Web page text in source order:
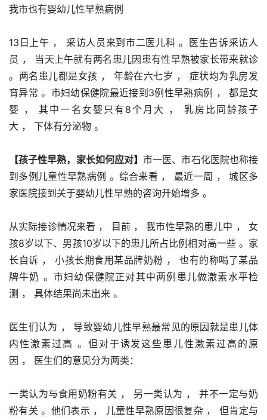
我市也有婴幼儿性早熟病例
13日上午 ， 采访人员来到市二医儿科 。医生告诉采访人
员 ， 当天上午就有两名患儿因患有性早熟被家长带来就诊
。两名患儿都是女孩 ， 年龄在六七岁 ， 症状均为乳房发
育异常 。市妇幼保健院最近接到3例性早熟病例 ， 都是女
婴 ， 其中一名女婴只有8个月大 ， 乳房比同龄孩子
大 ， 下体有分泌物 。
【孩子性早熟，家长如何应对】市一医、市石化医院也称接
到多例儿童性早熟病例 。综合来看 ， 最近一周 ， 城区多
家医院接到关于婴幼儿性早熟的咨询开始增多 。
从实际接诊情况来看 ， 目前 ， 我市性早熟的患儿中 ， 女
孩8岁以下、男孩10岁以下的患儿所占比例相对高一些 。家
长自诉 ， 小孩长期食用某品牌奶粉 ， 也有的称喝了某品
牌牛奶 。市妇幼保健院正对其中两例患儿做激素水平检
测 ， 具体结果尚未出来 。
医生们认为 ， 导致婴幼儿性早熟最常见的原因就是患儿体
内性激素过高 。但对于诱发这些患儿性激素过高的原
因 ， 医生们的意见分为两类：
一类认为与食用奶粉有关 ， 另一类认为 ， 并不一定与奶
粉有关 。他们表示 ， 儿童性早熟原因很复杂 ， 但肯定与